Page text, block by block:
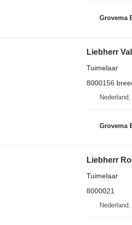
Grovema
Liebherr
Tuimelaar
8000156
Grovema
Liebherr
Tuimelaar
8000021